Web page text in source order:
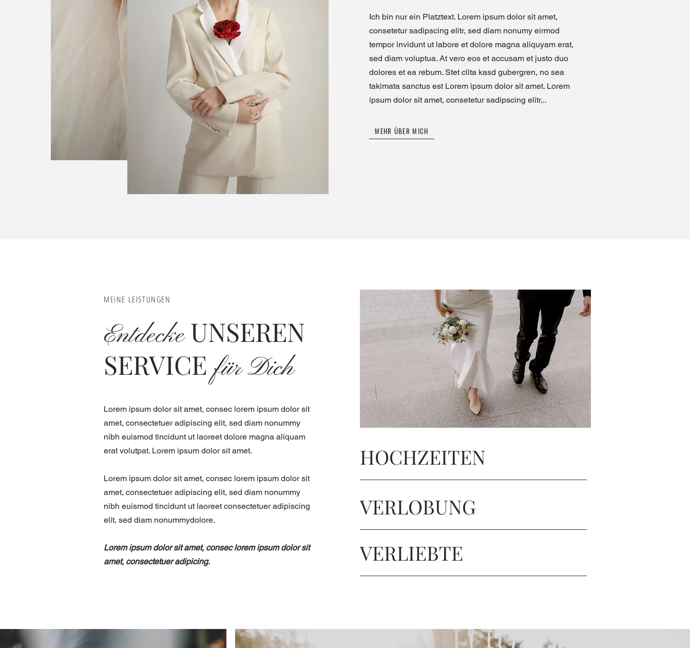
Ich bin nur ein Platztext. Lorem ipsum dolor sit amet,
consetetur sadipscing elitr, sed diam nonumy eirmod
tempor invidunt ut labore et dolore magna aliquyam erat,
sed diam voluptua. At vero eos et accusam et justo duo
dolores et ea rebum. Stet clita kasd gubergren, no sea
takimata sanctus est Lorem ipsum dolor sit amet. Lorem
ipsum dolor sit amet, consetetur sadipscing elitr,..
MEHR ÜBER MICH
MEINE LEISTUNGEN
EntdeckeUNSEREN
SERVICE für Dich
Lorem ipsum dolor sit amet, consec lorem ipsum dolor sit
amet, consectetuer adipiscing elit, sed diam nonummy
nibh euismod tincidunt ut laoreet dolore magna aliquam
erat volutpat. Lorem ipsum dolor sit amet.
Lorem ipsum dolor sit amet, consec lorem ipsum dolor sit
amet, consectetuer adipiscing elit, sed diam nonummy
nibh euismod tincidunt ut laoreet consectetuer adipiscing
elit, sed diam nonummydolore.
Lorem ipsum dolor sit amet, consec lorem ipsum dolor sit
amet, consectetuer adipicing.
HOCHZEITEN
VERLOBUNG
VERLIEBTE